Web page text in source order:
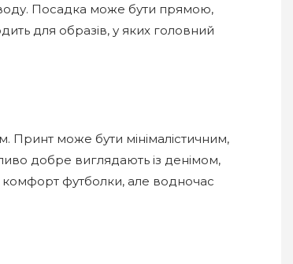
Посадка може бути прямою,
для образів, у яких головний
Принт може бути мінімалістичним,
добре виглядають із денімом,
футболки, але водночас